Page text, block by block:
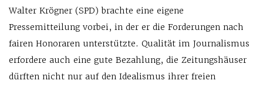
Walter Krögner (SPD) brachte eine eigene
Pressemitteilung vorbei, in der er die Forderungen nach
fairen Honoraren unterstützte. Qualität im Journalismus
erfordere auch eine gute Bezahlung, die Zeitungshäuser
dürften nicht nur auf den Idealismus ihrer freien